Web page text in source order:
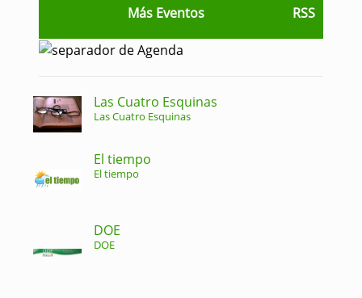
Más Eventos RSS
Las Cuatro Esquinas
Las Cuatro Esquinas
El tiempo
El tiempo
DOE
DOE